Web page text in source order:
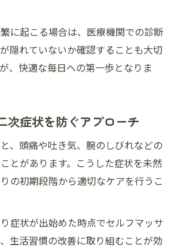
に起こる場合は、医療機関での診断
隠れていないか確認することも大切
、快適な毎日への第一歩となりま
次症状を防ぐアプローチ
、頭痛や吐き気、腕のしびれなどの
とがあります。こうした症状を未然
の初期段階から適切なケアを行うこ
症状が出始めた時点でセルフマッサ
生活習慣の改善に取り組むことが効